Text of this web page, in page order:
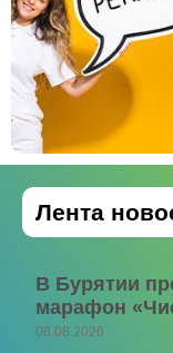
Лента
В Бурятии
марафон
08.08.2026